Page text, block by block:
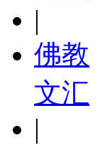
|
佛教
文汇
|